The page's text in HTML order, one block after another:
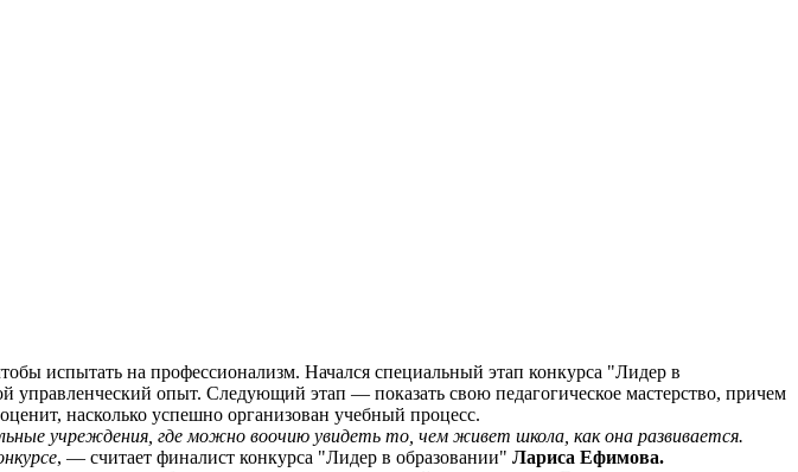
испытать на профессионализм. Начался специальный этап конкурса "Лидер в
управленческий опыт. Следующий этап — показать свою педагогическое мастерство, причем
насколько успешно организован учебный процесс.
учреждения, где можно воочию увидеть то, чем живет школа, как она развивается.
, — считает финалист конкурса "Лидер в образовании" Лариса Ефимова.